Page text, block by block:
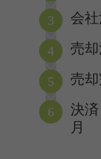
会
売
売
決
月